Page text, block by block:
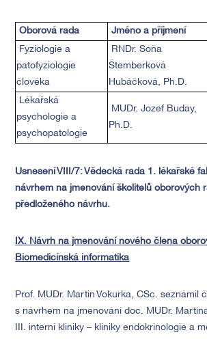
Oborová rada Jméno a příjmení
Fyziologie a
patofyziologie
člověka
RNDr. Soňa
Štemberková
Hubáčková, Ph.D.
Lékařská
psychologie a
psychopatologie
MUDr. Jozef Buday,
Ph.D.
Usnesení VIII/7:Vědecká rada 1. lékařské
návrhem na jmenování školitelů oborových
předloženého návrhu.
IX. Návrh na jmenování nového člena
Biomedicínská informatika
Prof. MUDr. Martin Vokurka, CSc. seznámil
s návrhem na jmenování doc. MUDr.
III. interní kliniky – kliniky endokrinologie a